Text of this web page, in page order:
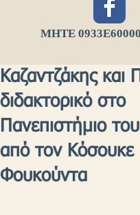
ΜΗΤΕ 0933Ε
Καζαντζάκης και
διδακτορικό στο
Πανεπιστήμιο
από τον Κόσουκε
Φουκούντα